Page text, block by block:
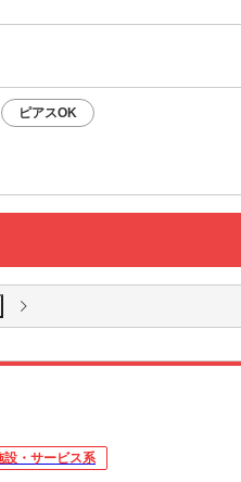
ピアスOK
設・サービス系